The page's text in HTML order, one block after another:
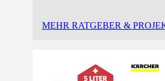
MEHR RATGEBER &